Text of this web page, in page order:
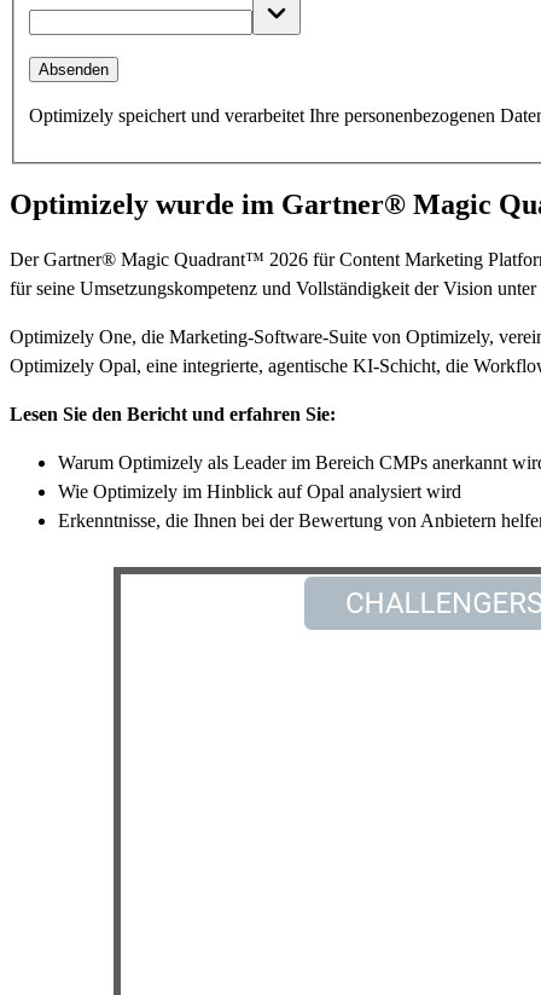
Absenden
Optimizely speichert und verarbeitet Ihre personenbezogenen
Optimizely wurde im Gartner® Magic
Der Gartner® Magic Quadrant™ 2026 für Content Marketing
für seine Umsetzungskompetenz und Vollständigkeit der Vision
Optimizely One, die Marketing-Software-Suite von Optimizely,
Optimizely Opal, eine integrierte, agentische KI-Schicht, die
Lesen Sie den Bericht und erfahren Sie:
Warum Optimizely als Leader im Bereich CMPs anerkannt
Wie Optimizely im Hinblick auf Opal analysiert wird
Erkenntnisse, die Ihnen bei der Bewertung von Anbietern